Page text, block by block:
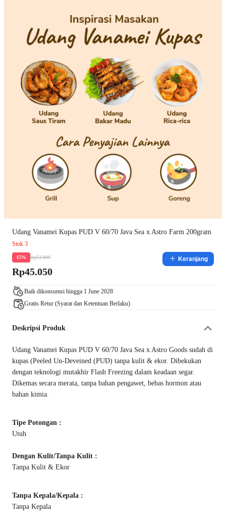
Udang Vanamei Kupas PUD V 60/70 Java Sea x Astro Farm 200gram
Stok 3
15% Rp53.000
Rp45.050
Keranjang
Baik dikonsumsi hingga 1 June 2028
Gratis Retur (Syarat dan Ketentuan Berlaku)
Deskripsi Produk
Udang Vanamei Kupas PUD V 60/70 Java Sea x Astro Goods sudah di
kupas (Peeled Un-Deveined (PUD) tanpa kulit & ekor. Dibekukan
dengan teknologi mutakhir Flash Freezing dalam keadaan segar.
Dikemas secara merata, tanpa bahan pengawet, bebas hormon atau
bahan kimia.
Tipe Potongan :
Utuh
Dengan Kulit/Tanpa Kulit :
Tanpa Kulit & Ekor
Tanpa Kepala/Kepala :
Tanpa Kepala